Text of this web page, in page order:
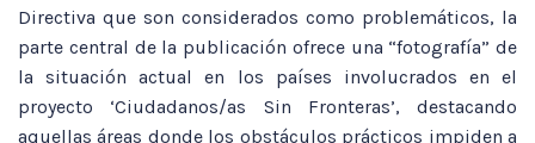
Directiva que son considerados como problemáticos, la
parte central de la publicación ofrece una “fotografía” de
la situación actual en los países involucrados en el
proyecto ‘Ciudadanos/as Sin Fronteras’, destacando
aquellas áreas donde los obstáculos prácticos impiden a